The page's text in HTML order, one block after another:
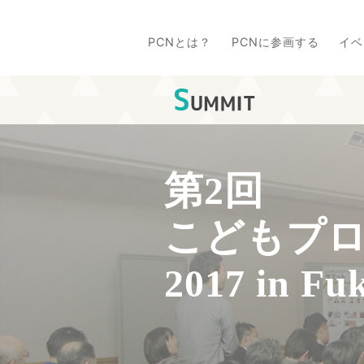
PCNとは？ PCNに参画する イ
第2回
こどもプ
2017 in